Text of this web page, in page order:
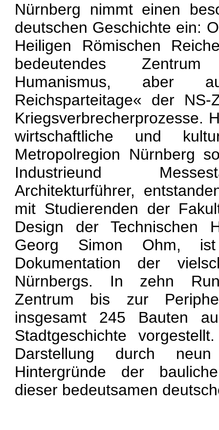
Nürnberg nimmt einen
deutschen Geschichte ein:
Heiligen Römischen
bedeutendes
Humanismus, aber
Reichsparteitage« der
Kriegsverbrecherprozesse.
wirtschaftliche und
Metropolregion Nürnberg
Industrieund
Architekturführer,
mit Studierenden der
Design der Technischen
Georg Simon Ohm,
Dokumentation der
Nürnbergs. In zehn
Zentrum bis zur
insgesamt 245 Bauten
Stadtgeschichte
Darstellung durch
Hintergründe der
dieser bedeutsamen